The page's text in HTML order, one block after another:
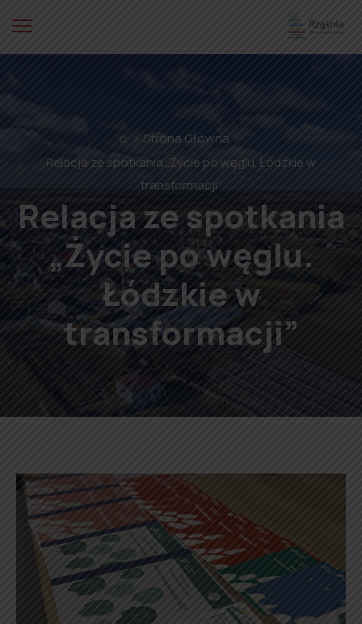
⌂
Strona Główna
Relacja ze spotkania „Życie po węglu. Łódzkie w
transformacji”
Relacja ze spotkania
„Życie po węglu.
Łódzkie w
transformacji”